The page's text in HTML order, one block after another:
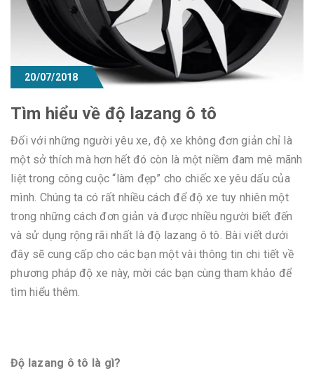
20/07/2018
Tìm hiểu về độ lazang ô tô
Đối với những người yêu xe, độ xe không đơn giản chỉ là
một sở thích mà hơn hết đó còn là một niềm đam mê mãnh
liệt trong công cuộc “làm đẹp” cho chiếc xe yêu dấu của
mình. Chúng ta có rất nhiều cách để độ xe tuy nhiên một
trong những cách đơn giản và được nhiều người biết đến
và sử dụng rộng rãi nhất là độ lazang ô tô. Bài viết dưới
đây sẽ cung cấp cho các bạn một vài thông tin chi tiết về
phương pháp độ xe này, mời các bạn cùng tham khảo để
tìm hiểu thêm.
Độ lazang ô tô là gì?